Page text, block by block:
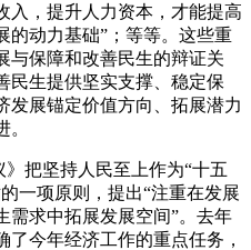
入，提升人力资本，才能提高
的动力基础”；等等。这些重
与保障和改善民生的辩证关
民生提供坚实支撑、稳定保
发展锚定价值方向、拓展潜力
把坚持人民至上作为“十五
一项原则，提出“注重在发展
需求中拓展发展空间”。去年
今年经济工作的重点任务，